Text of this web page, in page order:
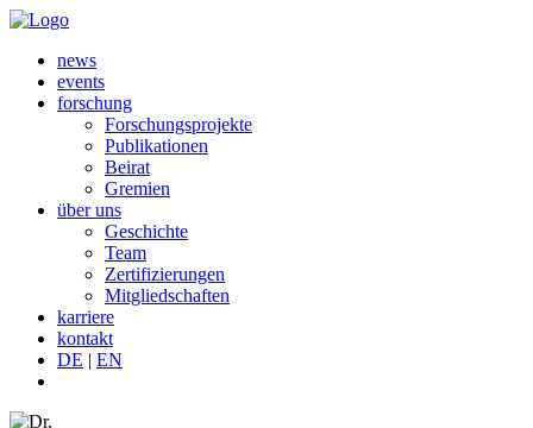
news
events
forschung
Forschungsprojekte
Publikationen
Beirat
Gremien
über uns
Geschichte
Team
Zertifizierungen
Mitgliedschaften
karriere
kontakt
DE | EN